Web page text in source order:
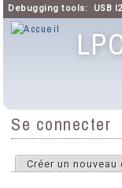
Debugging tools: USB
Menu principal
Se connecter
Onglets
Créer un